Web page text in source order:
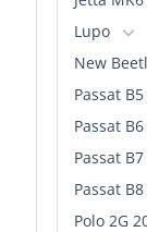
Lupo
New
Passat
Passat
Passat
Passat
Polo 2G